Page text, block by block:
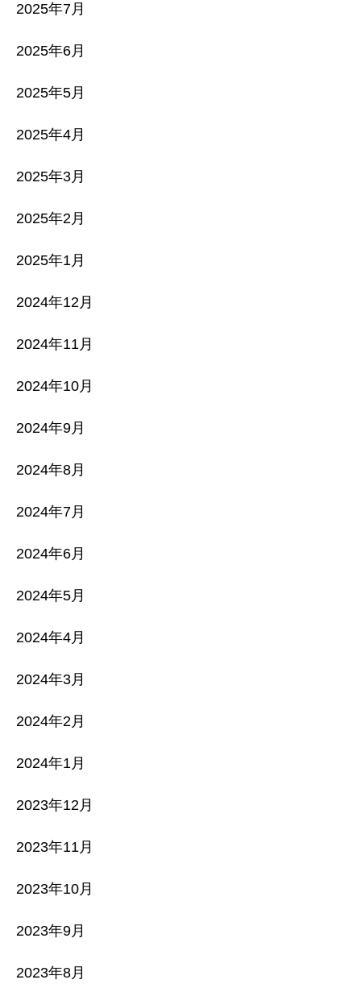
2025年7月
2025年6月
2025年5月
2025年4月
2025年3月
2025年2月
2025年1月
2024年12月
2024年11月
2024年10月
2024年9月
2024年8月
2024年7月
2024年6月
2024年5月
2024年4月
2024年3月
2024年2月
2024年1月
2023年12月
2023年11月
2023年10月
2023年9月
2023年8月